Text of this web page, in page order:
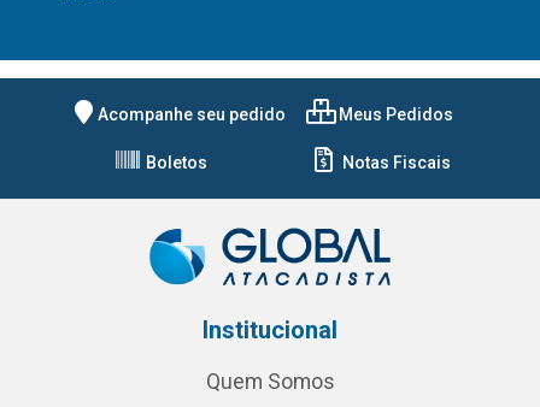
Acompanhe seu pedido Meus Pedidos
Boletos Notas Fiscais
Institucional
Quem Somos